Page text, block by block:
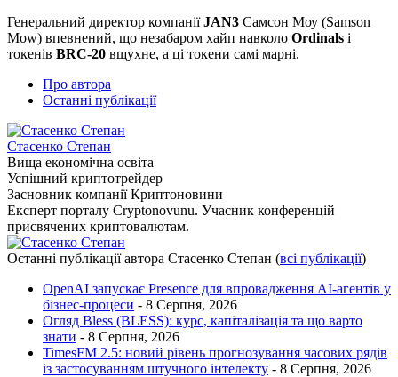
Генеральний директор компаніїJAN3 Самсон Моу (Samson
Mow) впевнений, що незабаром хайп навколо Ordinals і
токенів BRC-20 вщухне, а ці токени самі марні.
Про автора
Останні публікації
Стасенко Степан
Вища економічна освіта
Успішний криптотрейдер
Засновник компанії Криптоновини
Експерт порталу Cryptonovunu. Учасник конференцій
присвячених криптовалютам.
Останні публікації автора Стасенко Степан (всі публікації)
OpenAI запускає Presence для впровадження AI-агентів у
бізнес-процеси - 8 Серпня, 2026
Огляд Bless (BLESS): курс, капіталізація та що варто
знати - 8 Серпня, 2026
TimesFM 2.5: новий рівень прогнозування часових рядів
із застосуванням штучного інтелекту - 8 Серпня, 2026